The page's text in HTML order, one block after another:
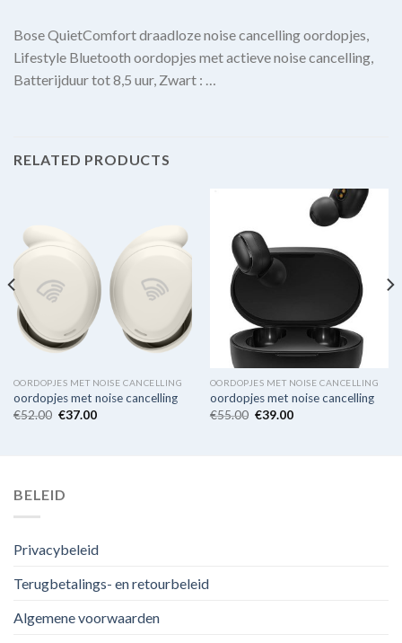
Bose QuietComfort draadloze noise cancelling oordopjes,
Lifestyle Bluetooth oordopjes met actieve noise cancelling,
Batterijduur tot 8,5 uur, Zwart : …
RELATED PRODUCTS
OORDOPJES MET NOISE CANCELLING
oordopjes met noise cancelling
€52.00 €37.00
OORDOPJES MET NOISE CANCELLING
oordopjes met noise cancelling
€55.00 €39.00
BELEID
Privacybeleid
Terugbetalings- en retourbeleid
Algemene voorwaarden